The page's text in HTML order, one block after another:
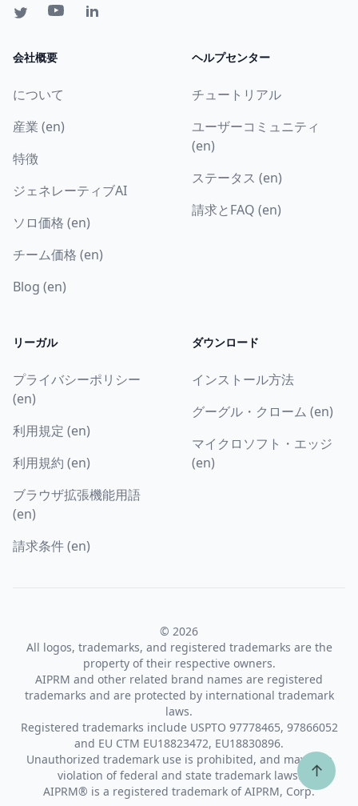
会社概要
について
産業 (en)
特徴
ジェネレーティブAI
ソロ価格 (en)
チーム価格 (en)
Blog (en)
ヘルプセンター
チュートリアル
ユーザーコミュニティ
(en)
ステータス (en)
請求とFAQ (en)
リーガル
プライバシーポリシー
(en)
利用規定 (en)
利用規約 (en)
ブラウザ拡張機能用語
(en)
請求条件 (en)
ダウンロード
インストール方法
グーグル・クローム (en)
マイクロソフト・エッジ
(en)
© 2026
All logos, trademarks, and registered trademarks are the
property of their respective owners.
AIPRM and other related brand names are registered
trademarks and are protected by international trademark
laws.
Registered trademarks include USPTO 97778465, 97866052
and EU CTM EU18823472, EU18830896.
Unauthorized trademark use is prohibited, and may be a
violation of federal and state trademark laws.
AIPRM® is a registered trademark of AIPRM, Corp.
↑